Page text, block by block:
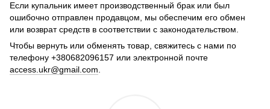
Если купальник имеет производственный брак или был
ошибочно отправлен продавцом, мы обеспечим его обмен
или возврат средств в соответствии с законодательством.
Чтобы вернуть или обменять товар, свяжитесь с нами по
телефону +380682096157 или электронной почте
access.ukr@gmail.com